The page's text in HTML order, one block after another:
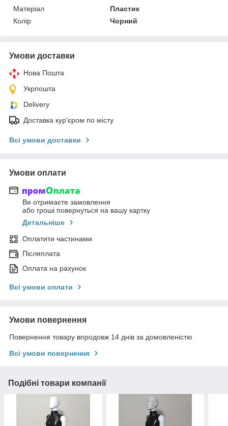
Матеріал
Пластик
Колір
Чорний
Умови доставки
Нова Пошта
Укрпошта
Delivery
Доставка кур'єром по місту
Всі умови доставки
Умови оплати
Ви отримаєте замовлення
або гроші повернуться на вашу картку
Детальніше
Оплатити частинами
Післяплата
Оплата на рахунок
Всі умови оплати
Умови повернення
Повернення товару впродовж 14 днів за домовленістю
Всі умови повернення
Подібні товари компанії